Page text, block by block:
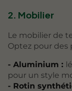
2. Mobilier
Le mobilier de
Optez pour des
- Aluminium :
pour un style
- Rotin